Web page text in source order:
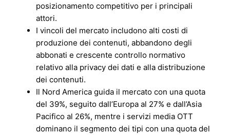
posizionamento competitivo per i principali
attori.
I vincoli del mercato includono alti costi di
produzione dei contenuti, abbandono degli
abbonati e crescente controllo normativo
relativo alla privacy dei dati e alla distribuzione
dei contenuti.
Il Nord America guida il mercato con una quota
del 39%, seguito dall’Europa al 27% e dall’Asia
Pacifico al 26%, mentre i servizi media OTT
dominano il segmento dei tipi con una quota del